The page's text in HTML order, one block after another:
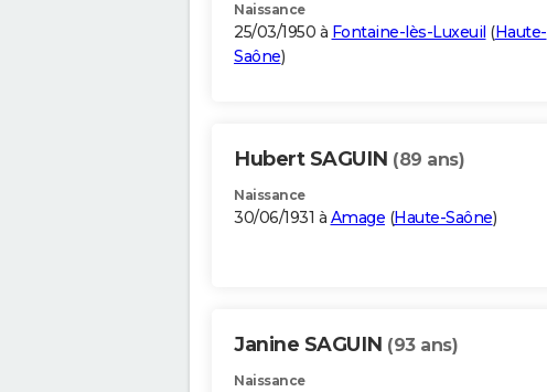
Naissance
25/03/1950 à Fontaine-lès-Luxeuil (Haute-
Saône)
Hubert SAGUIN (89 ans)
Naissance
30/06/1931 à Amage (Haute-Saône)
Janine SAGUIN (93 ans)
Naissance